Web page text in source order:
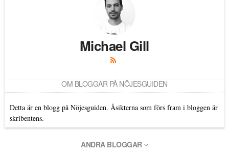
Michael Gill
OM BLOGGAR PÅ NÖJESGUIDEN
Detta är en blogg på Nöjesguiden. Åsikterna som förs fram i bloggen är
skribentens.
ANDRA BLOGGAR